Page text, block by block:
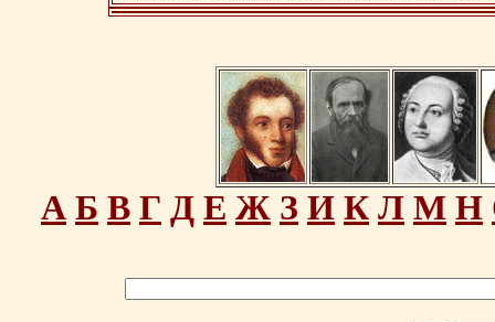
А Б В Г Д Е Ж З И К Л М Н